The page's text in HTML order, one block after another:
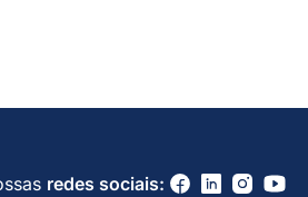
redes sociais: